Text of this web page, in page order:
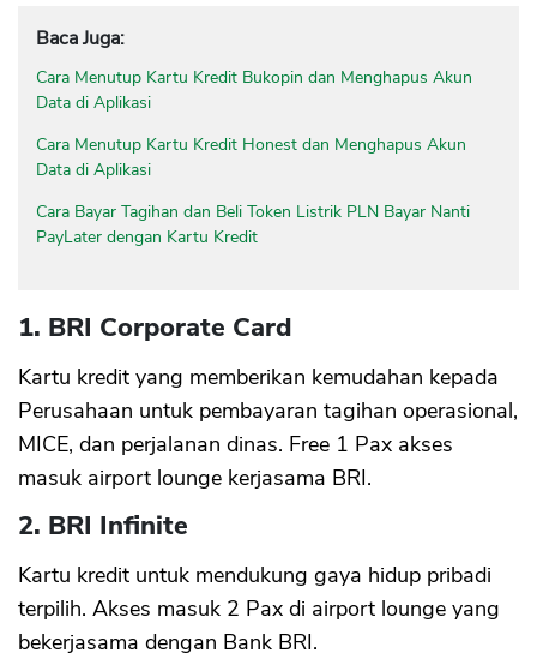
Baca Juga:
Cara Menutup Kartu Kredit Bukopin dan Menghapus Akun
Data di Aplikasi
Cara Menutup Kartu Kredit Honest dan Menghapus Akun
Data di Aplikasi
Cara Bayar Tagihan dan Beli Token Listrik PLN Bayar Nanti
PayLater dengan Kartu Kredit
1. BRI Corporate Card
Kartu kredit yang memberikan kemudahan kepada
Perusahaan untuk pembayaran tagihan operasional,
MICE, dan perjalanan dinas. Free 1 Pax akses
masuk airport lounge kerjasama BRI.
2. BRI Infinite
Kartu kredit untuk mendukung gaya hidup pribadi
terpilih. Akses masuk 2 Pax di airport lounge yang
bekerjasama dengan Bank BRI.